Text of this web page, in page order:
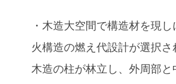
・木造大空間で構造材を現
火構造の燃え代設計が選択
木造の柱が林立し、外周部